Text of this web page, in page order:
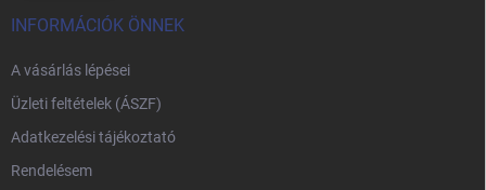
INFORMÁCIÓK ÖNNEK
A vásárlás lépései
Üzleti feltételek (ÁSZF)
Adatkezelési tájékoztató
Rendelésem